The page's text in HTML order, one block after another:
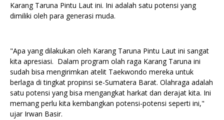
Karang Taruna Pintu Laut ini. Ini adalah satu potensi yang
dimiliki oleh para generasi muda.
"Apa yang dilakukan oleh Karang Taruna Pintu Laut ini sangat
kita apresiasi. Dalam program olah raga Karang Taruna ini
sudah bisa mengirimkan atelit Taekwondo mereka untuk
berlaga di tingkat propinsi se-Sumatera Barat. Olahraga adalah
satu potensi yang bisa mengangkat harkat dan derajat kita. Ini
memang perlu kita kembangkan potensi-potensi seperti ini,"
ujar Irwan Basir.